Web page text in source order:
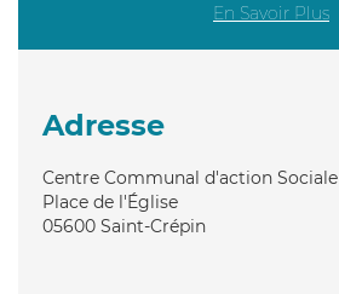
En Savoir Plus
Adresse
Centre Communal d'action Sociale
Place de l'Église
05600 Saint-Crépin